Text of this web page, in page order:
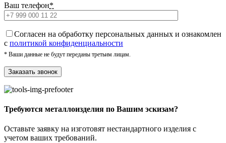
Ваш телефон*
Cогласен на обработку персональных данных и ознакомлен
с политикой конфиденциальности
* Ваши данные не будут переданы третьим лицам.
Требуются металлоизделия по Вашим эскизам?
Оставьте заявку на изготовят нестандартного изделия с
учетом ваших требований.